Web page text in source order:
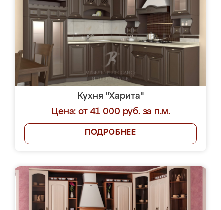
Кухня "Харита"
Цена: от 41 000 руб. за п.м.
ПОДРОБНЕЕ